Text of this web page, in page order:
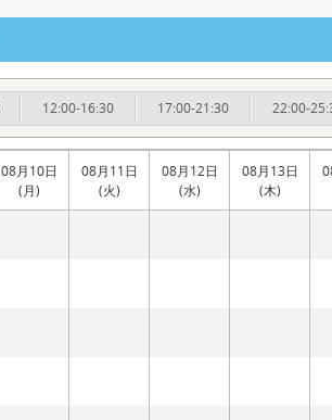
12:00-16:30 17:00-21:30 22:00-
08月10日
(月)
08月11日
(火)
08月12日
(水)
08月13日
(木)